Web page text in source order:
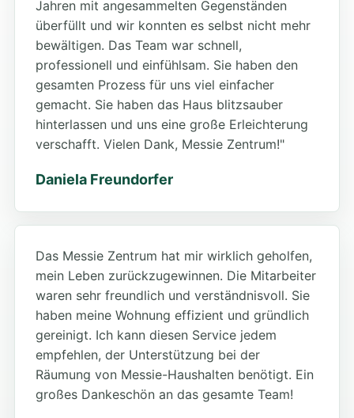
Jahren mit angesammelten Gegenständen
überfüllt und wir konnten es selbst nicht mehr
bewältigen. Das Team war schnell,
professionell und einfühlsam. Sie haben den
gesamten Prozess für uns viel einfacher
gemacht. Sie haben das Haus blitzsauber
hinterlassen und uns eine große Erleichterung
verschafft. Vielen Dank, Messie Zentrum!"
Daniela Freundorfer
Das Messie Zentrum hat mir wirklich geholfen,
mein Leben zurückzugewinnen. Die Mitarbeiter
waren sehr freundlich und verständnisvoll. Sie
haben meine Wohnung effizient und gründlich
gereinigt. Ich kann diesen Service jedem
empfehlen, der Unterstützung bei der
Räumung von Messie-Haushalten benötigt. Ein
großes Dankeschön an das gesamte Team!